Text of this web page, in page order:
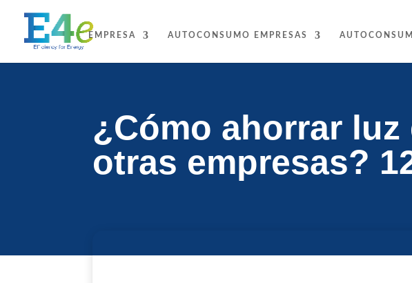
EMPRESA AUTOCONSUMO EMPRESAS
¿Cómo ahorrar
otras empresas?